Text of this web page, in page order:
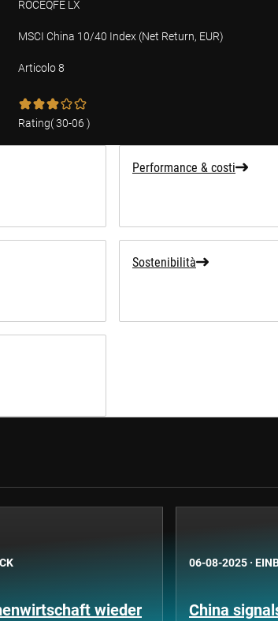
ROCEQFE LX
MSCI China 10/40 Index (Net Return, EUR)
Articolo 8
Rating(30-06 )
Performance & costi
Sostenibilità
wieder
06-08-2025 ·
China